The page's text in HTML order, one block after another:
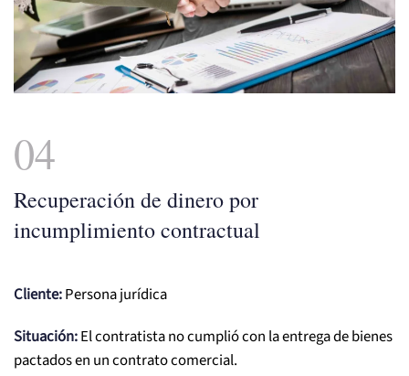
04
Recuperación de dinero por
incumplimiento contractual
Cliente:Persona jurídica
Situación:El contratista no cumplió con la entrega de bienes
pactados en un contrato comercial.